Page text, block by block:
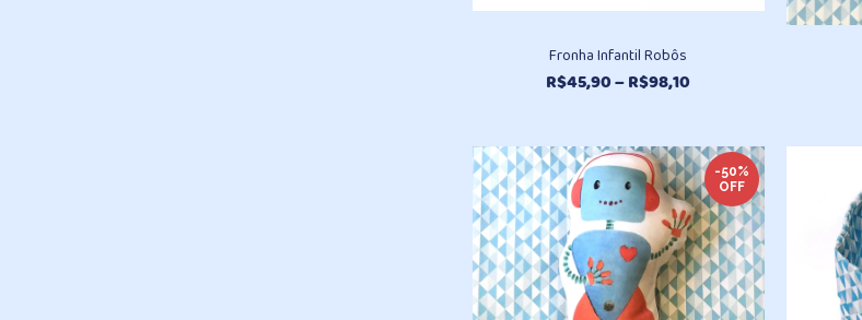
Fronha Infantil Robôs
R$45,90–R$98,10
R$45,90
através
R$98,10
-50%
OFF